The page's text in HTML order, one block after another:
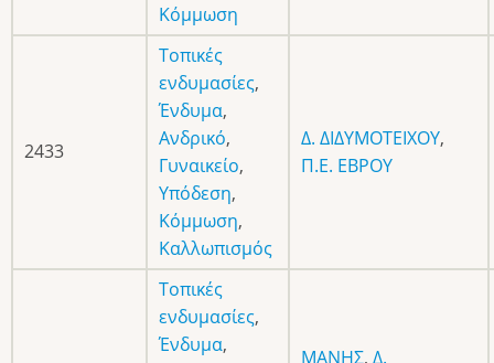
Κόμμωση
2433
Τοπικές
ενδυμασίες,
Ένδυμα,
Ανδρικό,
Γυναικείο,
Υπόδεση,
Κόμμωση,
Καλλωπισμός
Δ. ΔΙΔΥΜΟΤΕΙΧΟΥ,
Π.Ε. ΕΒΡΟΥ
Τοπικές
ενδυμασίες,
Ένδυμα,
ΜΑΝΗΣ, Δ.